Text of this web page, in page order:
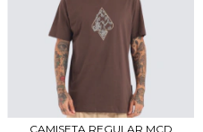
CAMISETA REGULAR MCD